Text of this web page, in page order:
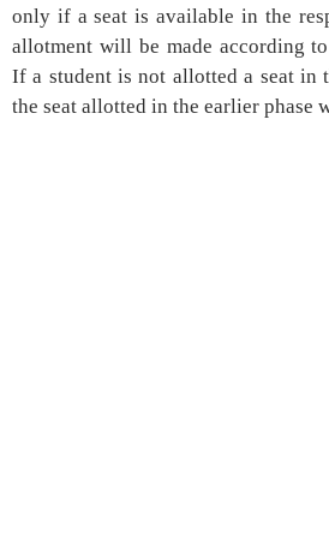
only if a seat is available in the
allotment will be made according
If a student is not allotted a seat in
the seat allotted in the earlier phase